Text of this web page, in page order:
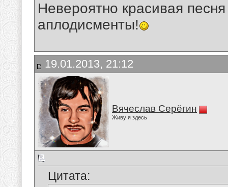
Невероятно красивая
аплодисменты!
19.01.2013, 21:12
Вячеслав Серёгин
Живу я здесь
Цитата: